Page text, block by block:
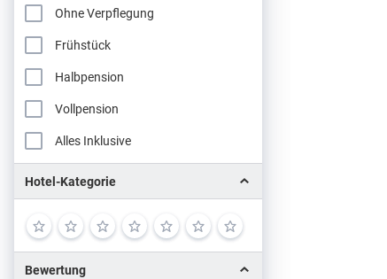
Ohne Verpflegung
Frühstück
Halbpension
Vollpension
Alles Inklusive
Hotel-Kategorie
Bewertung